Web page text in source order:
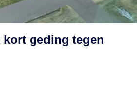
kort geding tegen